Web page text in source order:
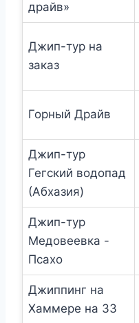
драйв»
Джип-тур на
заказ
Горный Драйв
Джип-тур
Гегский водопад
(Абхазия)
Джип-тур
Медовеевка -
Псахо
Джиппинг на
Хаммере на 33